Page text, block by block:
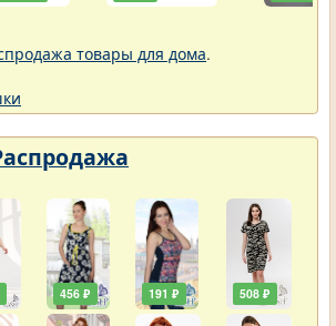
товары для дома.
456 ₽ 191 ₽ 508 ₽